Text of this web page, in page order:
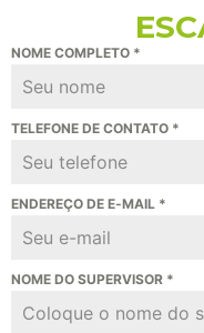
NOME COMPLETO *
TELEFONE DE CONTATO *
ENDEREÇO DE E-MAIL *
NOME DO SUPERVISOR *